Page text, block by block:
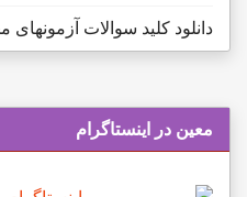
دانلود کلید سوالات آزمونهای
معین در اینستاگرام